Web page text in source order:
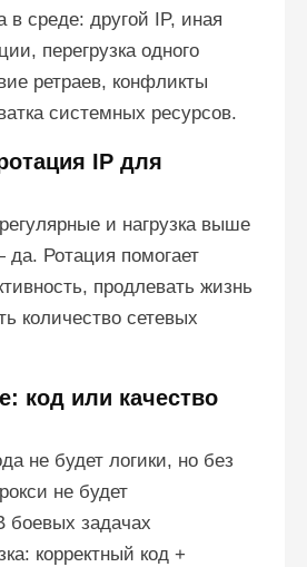
среде: другой IP, иная
перегрузка одного
ретраев, конфликты
системных ресурсов.
IP для
и нагрузка выше
Ротация помогает
продлевать жизнь
количество сетевых
код или качество
не будет логики, но без
не будет
боевых задачах
корректный код +